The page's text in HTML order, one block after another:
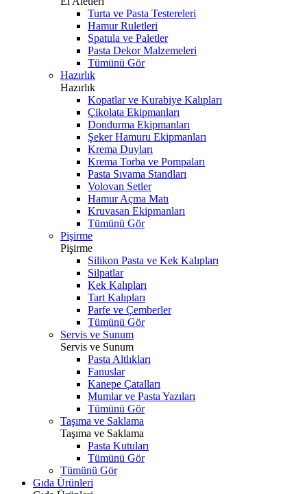
Turta ve Pasta Testereleri
Hamur Ruletleri
Spatula ve Paletler
Pasta Dekor Malzemeleri
Tümünü Gör
Hazırlık
Hazırlık
Kopatlar ve Kurabiye Kalıpları
Çikolata Ekipmanları
Dondurma Ekipmanları
Şeker Hamuru Ekipmanları
Krema Duyları
Krema Torba ve Pompaları
Pasta Sıvama Standları
Volovan Setler
Hamur Açma Matı
Kruvasan Ekipmanları
Tümünü Gör
Pişirme
Pişirme
Silikon Pasta ve Kek Kalıpları
Silpatlar
Kek Kalıpları
Tart Kalıpları
Parfe ve Çemberler
Tümünü Gör
Servis ve Sunum
Servis ve Sunum
Pasta Altlıkları
Fanuslar
Kanepe Çatalları
Mumlar ve Pasta Yazıları
Tümünü Gör
Taşıma ve Saklama
Taşıma ve Saklama
Pasta Kutuları
Tümünü Gör
Tümünü Gör
Gıda Ürünleri